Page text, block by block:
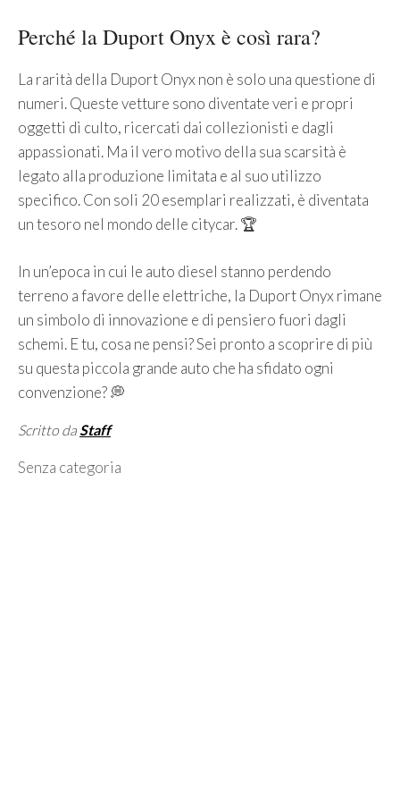
Perché la Duport Onyx è così rara?
La rarità della Duport Onyx non è solo una questione di
numeri. Queste vetture sono diventate veri e propri
oggetti di culto, ricercati dai collezionisti e dagli
appassionati. Ma il vero motivo della sua scarsità è
legato alla produzione limitata e al suo utilizzo
specifico. Con soli 20 esemplari realizzati, è diventata
un tesoro nel mondo delle citycar. 🏆
In un’epoca in cui le auto diesel stanno perdendo
terreno a favore delle elettriche, la Duport Onyx rimane
un simbolo di innovazione e di pensiero fuori dagli
schemi. E tu, cosa ne pensi? Sei pronto a scoprire di più
su questa piccola grande auto che ha sfidato ogni
convenzione? 💭
Scritto da Staff
Categorie
Senza categoria